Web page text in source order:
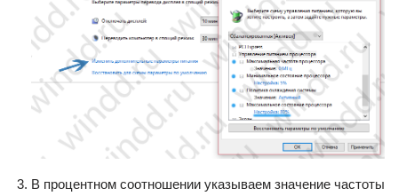
В процентном соотношении указываем значение частоты